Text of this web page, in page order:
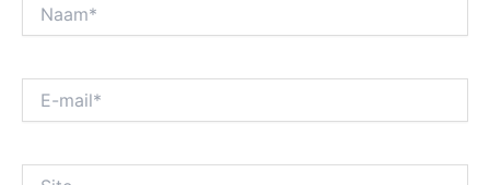
mail*